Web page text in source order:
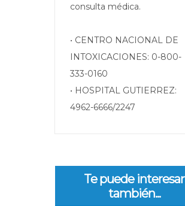
consulta médica.
• CENTRO NACIONAL DE
INTOXICACIONES: 0-800-
333-0160
• HOSPITAL GUTIERREZ:
4962-6666/2247
Te puede interesar
también...